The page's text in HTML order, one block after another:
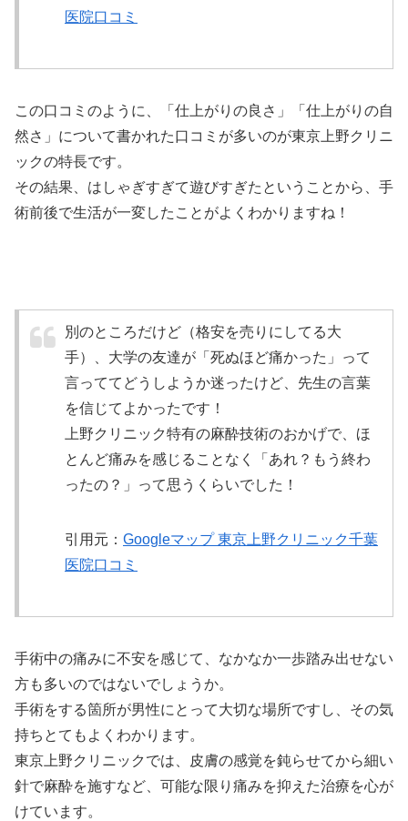
医院口コミ
この口コミのように、「仕上がりの良さ」「仕上がりの自
然さ」について書かれた口コミが多いのが東京上野クリニ
ックの特長です。
その結果、はしゃぎすぎて遊びすぎたということから、手
術前後で生活が一変したことがよくわかりますね！
別のところだけど（格安を売りにしてる大
手）、大学の友達が「死ぬほど痛かった」って
言っててどうしようか迷ったけど、先生の言葉
を信じてよかったです！
上野クリニック特有の麻酔技術のおかげで、ほ
とんど痛みを感じることなく「あれ？もう終わ
ったの？」って思うくらいでした！
引用元： Googleマップ 東京上野クリニック千葉
医院口コミ
手術中の痛みに不安を感じて、なかなか一歩踏み出せない
方も多いのではないでしょうか。
手術をする箇所が男性にとって大切な場所ですし、その気
持ちとてもよくわかります。
東京上野クリニックでは、皮膚の感覚を鈍らせてから細い
針で麻酔を施すなど、可能な限り痛みを抑えた治療を心が
けています。